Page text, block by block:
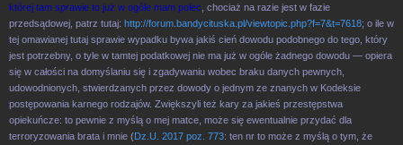
której tam sprawie to już w ogóle mam polec , chociaż na razie jest w fazie
przedsądowej, patrz tutaj: http://forum.bandycituska.pl/viewtopic.php?f=7&t=7618; o ile w
tej omawianej tutaj sprawie wypadku bywa jakiś cień dowodu podobnego do tego, który
jest potrzebny, o tyle w tamtej podatkowej nie ma już w ogóle żadnego dowodu — opiera
się w całości na domyślaniu się i zgadywaniu wobec braku danych pewnych,
udowodnionych, stwierdzanych przez dowody o jednym ze znanych w Kodeksie
postępowania karnego rodzajów. Zwiększyli też kary za jakieś przestępstwa
opiekuńcze: to pewnie z myślą o mej matce, może się ewentualnie przydać dla
terroryzowania brata i mnie (Dz.U. 2017 poz. 773: ten nr to może z myślą o tym, że